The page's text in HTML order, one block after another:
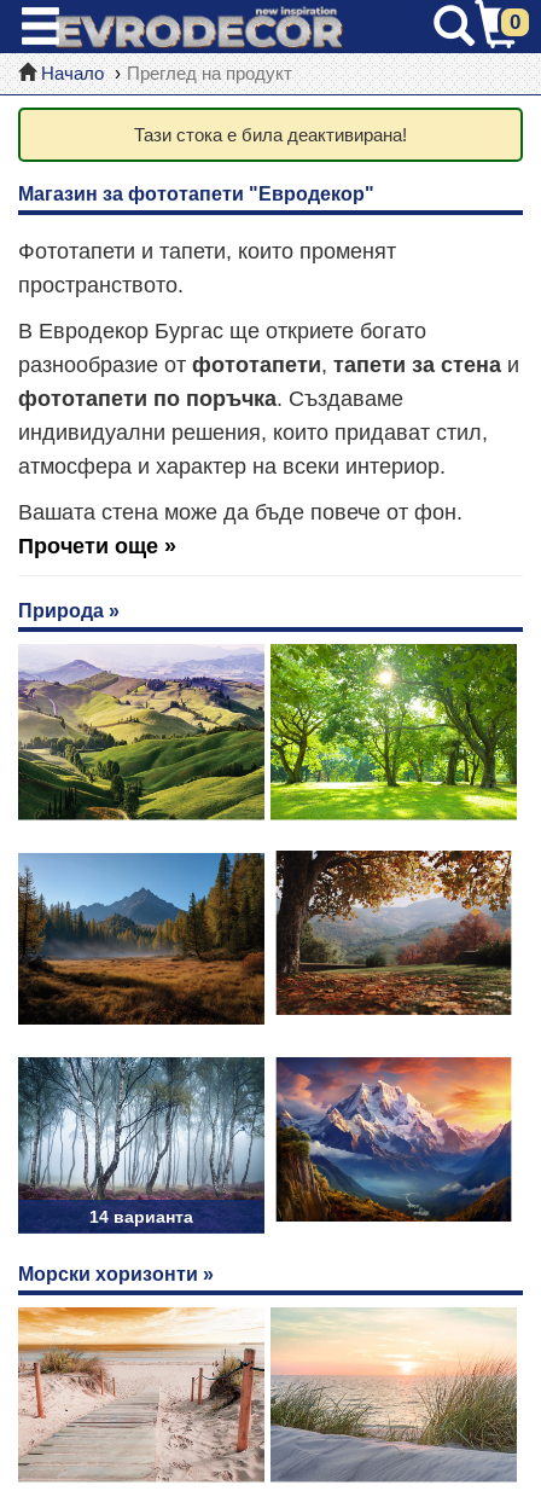
0
Начало Преглед на продукт
Тази стока е била деактивирана!
Магазин за фототапети "Евродекор"
Фототапети и тапети, които променят
пространството.
В Евродекор Бургас ще откриете богато
разнообразие от фототапети, тапети за стена и
фототапети по поръчка. Създаваме
индивидуални решения, които придават стил,
атмосфера и характер на всеки интериор.
Вашата стена може да бъде повече от фон.
Прочети още »
Природа »
14 варианта
Морски хоризонти »